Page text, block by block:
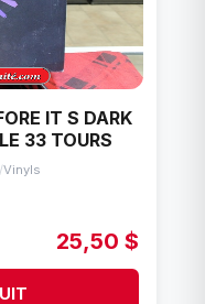
IT S DARK
33 TOURS
/Vinyls
25,50 $